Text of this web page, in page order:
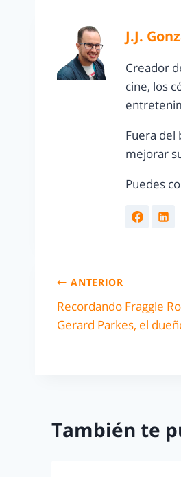
J.J.
Creador
cine, los
Fuera del
mejorar
Puedes
ANTERIOR
Recordando Fraggle
Gerard Parkes, el
También te